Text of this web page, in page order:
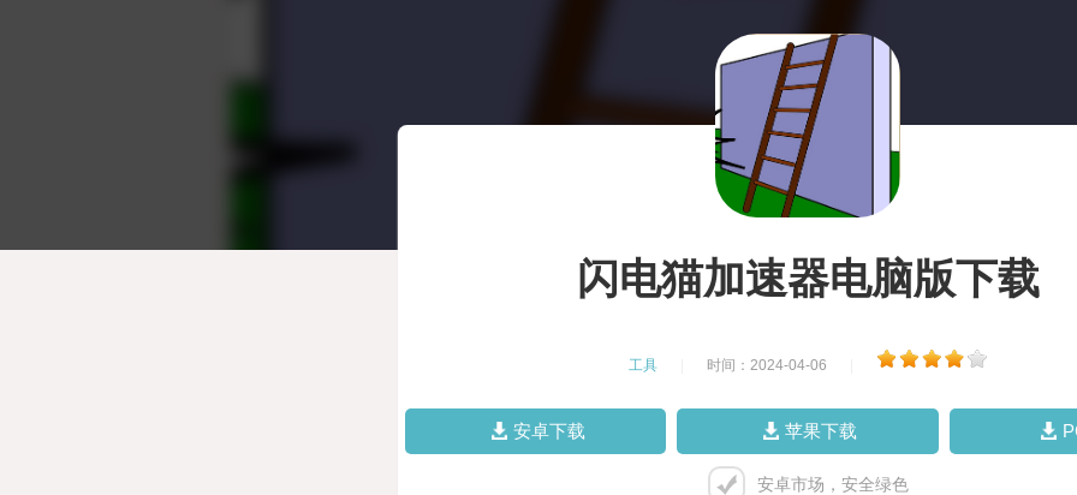
闪电猫加速器电脑版下载
工具 时间：2024-04-06
安卓下载 苹果下载
安卓市场，安全绿色